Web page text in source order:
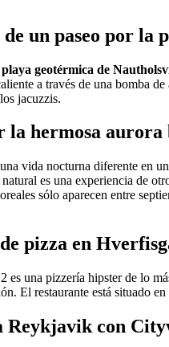
un paseo por la
geotérmica de
a través de una bomba
jacuzzis.
la hermosa aurora
vida nocturna diferente en
es una experiencia de
sólo aparecen entre
pizza en
es una pizzería hipster de lo
El restaurante está situado
Reykjavik con